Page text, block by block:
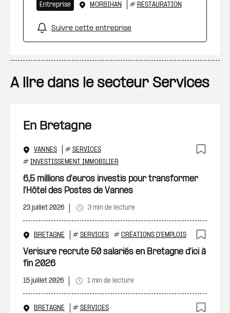
Entreprise MORBIHAN # RESTAURATION
Suivre cette entreprise
A lire dans le secteur Services
En Bretagne
VANNES # SERVICES
# INVESTISSEMENT IMMOBILIER
6,5 millions d'euros investis pour transformer
l'Hôtel des Postes de Vannes
23 juillet 2026 3 min de lecture
BRETAGNE # SERVICES # CRÉATIONS D'EMPLOIS
Verisure recrute 50 salariés en Bretagne d’ici à
fin 2026
15 juillet 2026 1 min de lecture
BRETAGNE # SERVICES